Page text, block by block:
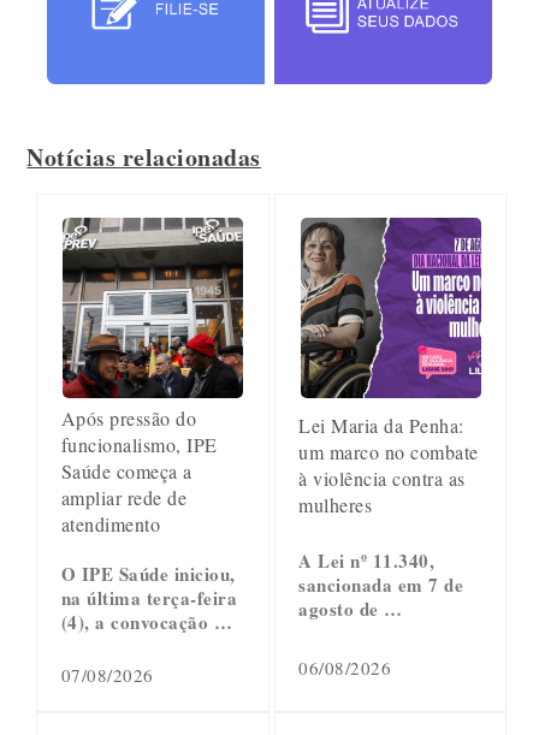
Notícias relacionadas
Após pressão do
funcionalismo, IPE
Saúde começa a
ampliar rede de
atendimento
O IPE Saúde iniciou,
na última terça-feira
(4), a convocação …
07/08/2026
Lei Maria da Penha:
um marco no combate
à violência contra as
mulheres
A Lei nº 11.340,
sancionada em 7 de
agosto de …
06/08/2026